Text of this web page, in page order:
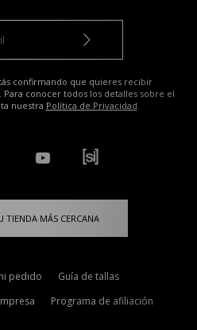
confirmando que quieres recibir
conocer todos los detalles sobre el
nuestra Política de Privacidad.
TIENDA MÁS CERCANA
pedido
Guía de tallas
Programa de afiliación